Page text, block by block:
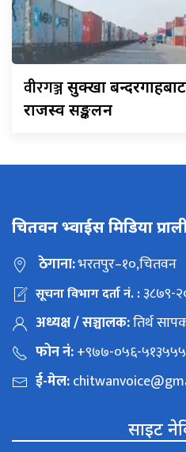
वीरगञ्जसुक्खा
राजस्व सङ्कलन
चितवन भ्वाईस मिडिया
ठेगाना:भरतपुर–१०,चितवन
सूचना विभाग दर्ता नं. :३८७९-
अध्यक्ष / सञ्चालक:तिर्थ
फोन नं:+९७७-०५६-५१३५५५
ई-मेल:
साइट